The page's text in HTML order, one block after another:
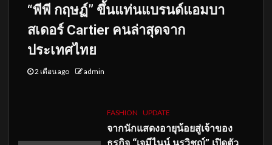
“พีพี กฤษฏ์” ขึ้นแท่นแบรนด์แอมบา
สเดอร์ Cartier คนล่าสุดจาก
ประเทศไทย
2 เดือน ago admin
FASHION UPDATE
จากนักแสดงอายุน้อยสู่เจ้าของ
ธุรกิจ “เจมีไนน์ นรวิชญ์” เปิดตัว